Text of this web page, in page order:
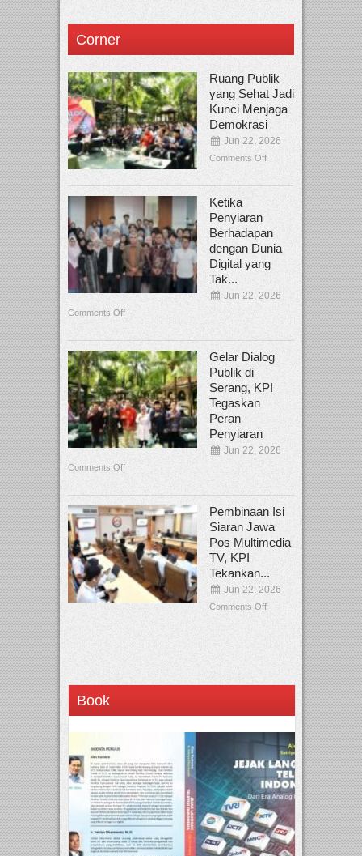
Corner
Ruang Publik
yang Sehat Jadi
Kunci Menjaga
Demokrasi
Jun 22, 2026
Comments Off
Ketika
Penyiaran
Berhadapan
dengan Dunia
Digital yang
Tak...
Jun 22, 2026
Comments Off
Gelar Dialog
Publik di
Serang, KPI
Tegaskan
Peran
Penyiaran
Jun 22, 2026
Comments Off
Pembinaan Isi
Siaran Jawa
Pos Multimedia
TV, KPI
Tekankan...
Jun 22, 2026
Comments Off
Book